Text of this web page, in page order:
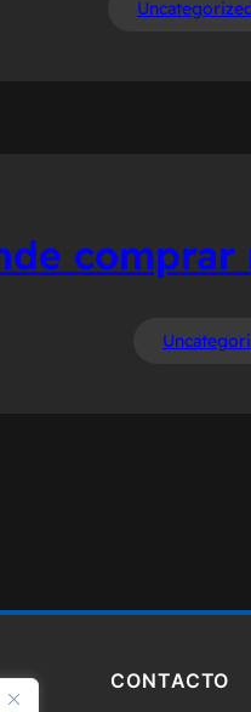
comprar
CONTACTO